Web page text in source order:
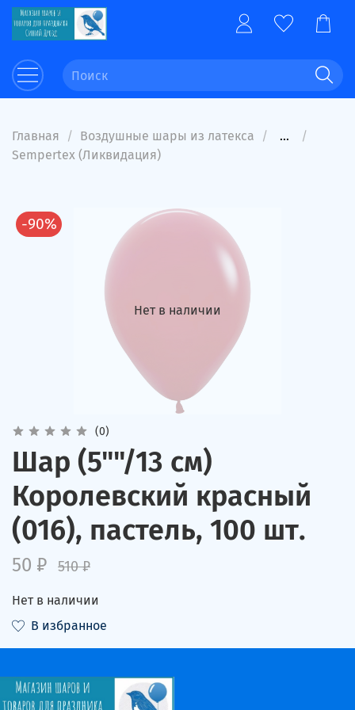
Главная Воздушные шары из латекса
...
Sempertex (Ликвидация)
Нет в наличии
-90%
(0)
Шар (5""/13 см)
Королевский красный
(016), пастель, 100 шт.
50 ₽ 510 ₽
Нет в наличии
В избранное